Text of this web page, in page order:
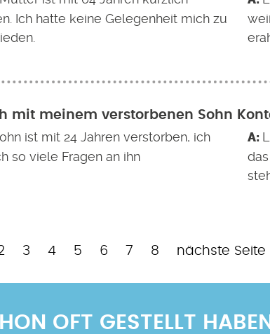
Ich hatte keine Gelegenheit mich zu
mit meinem verstorbenen Sohn
ist mit 24 Jahren verstorben, ich
so viele Fragen an ihn
Page
3 Page
4 Page
5 Page
6 Page
7 Page
8
Nächste
nächste Seite
OFT GESTELLT HABEN